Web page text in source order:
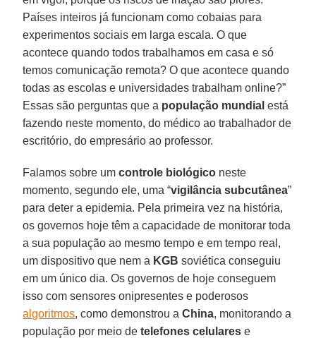
Países inteiros já funcionam como cobaias para
experimentos sociais em larga escala. O que
acontece quando todos trabalhamos em casa e só
temos comunicação remota? O que acontece quando
todas as escolas e universidades trabalham online?”
Essas são perguntas que a população mundial está
fazendo neste momento, do médico ao trabalhador de
escritório, do empresário ao professor.
Falamos sobre umcontrole biológico neste
momento, segundo ele, uma “vigilância subcutânea”
para deter a epidemia. Pela primeira vez na história,
os governos hoje têm a capacidade de monitorar toda
a sua população ao mesmo tempo e em tempo real,
um dispositivo que nem a KGB soviética conseguiu
em um único dia. Os governos de hoje conseguem
isso com sensores onipresentes e poderosos
algoritmos, como demonstrou aChina, monitorando a
população por meio de telefones celulares e